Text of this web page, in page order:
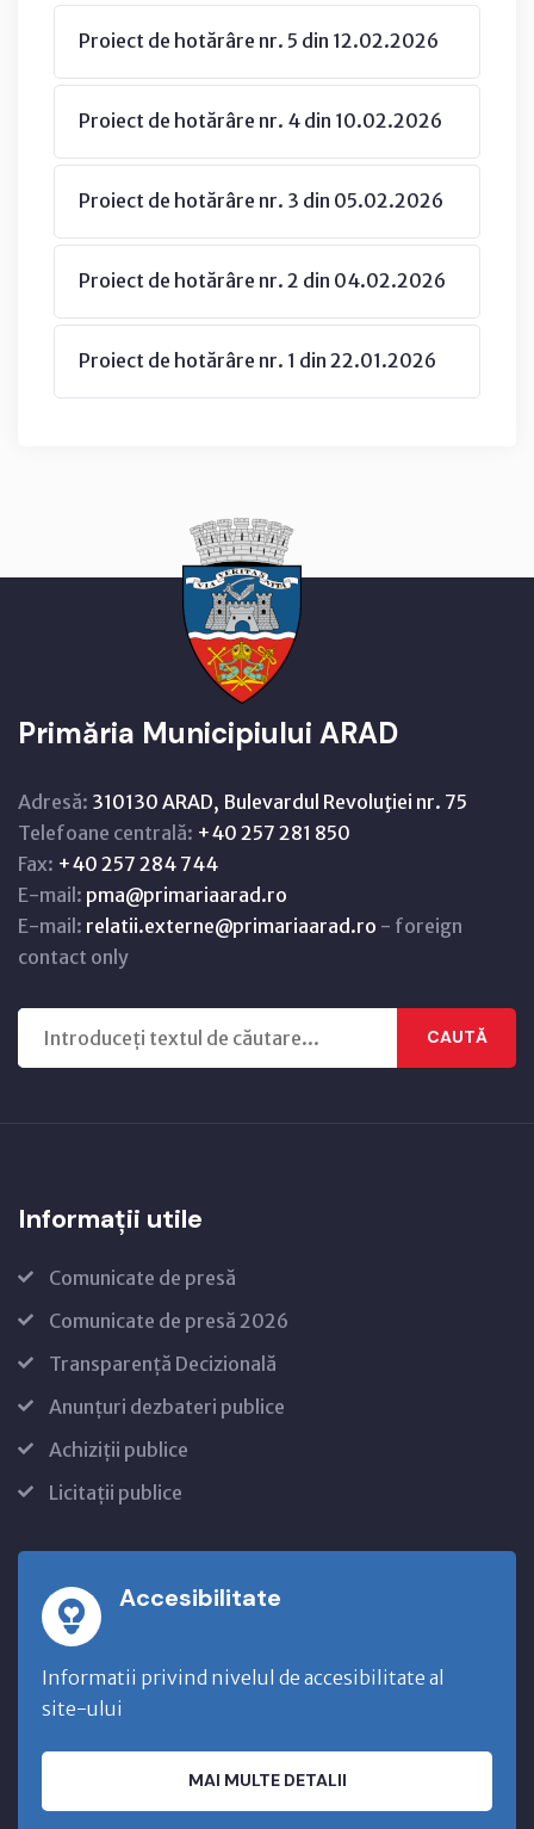
Proiect de hotărâre nr. 5 din 12.02.2026
Proiect de hotărâre nr. 4 din 10.02.2026
Proiect de hotărâre nr. 3 din 05.02.2026
Proiect de hotărâre nr. 2 din 04.02.2026
Proiect de hotărâre nr. 1 din 22.01.2026
Primăria Municipiului ARAD
Adresă: 310130 ARAD, Bulevardul Revoluţiei nr. 75
Telefoane centrală: +40 257 281 850
Fax: +40 257 284 744
E-mail: pma@primariaarad.ro
E-mail: relatii.externe@primariaarad.ro - foreign
contact only
CAUTĂ
Informații utile
Comunicate de presă
Comunicate de presă 2026
Transparență Decizională
Anunțuri dezbateri publice
Achiziții publice
Licitații publice
Accesibilitate
Informatii privind nivelul de accesibilitate al
site-ului
MAI MULTE DETALII